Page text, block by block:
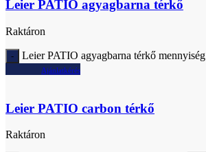
Leier PATIO agyagbarna térkő
Raktáron
Leier PATIO agyagbarna térkő mennyiség
Ajánlatkérés
Leier PATIO carbon térkő
Raktáron